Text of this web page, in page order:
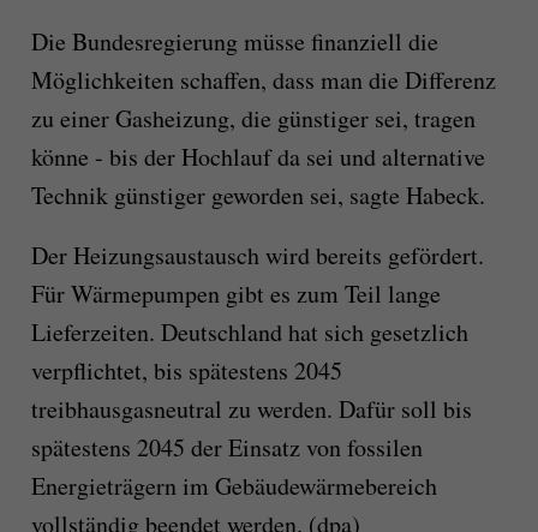
Die Bundesregierung müsse finanziell die
Möglichkeiten schaffen, dass man die Differenz
zu einer Gasheizung, die günstiger sei, tragen
könne - bis der Hochlauf da sei und alternative
Technik günstiger geworden sei, sagte Habeck.
Der Heizungsaustausch wird bereits gefördert.
Für Wärmepumpen gibt es zum Teil lange
Lieferzeiten. Deutschland hat sich gesetzlich
verpflichtet, bis spätestens 2045
treibhausgasneutral zu werden. Dafür soll bis
spätestens 2045 der Einsatz von fossilen
Energieträgern im Gebäudewärmebereich
vollständig beendet werden. (dpa)